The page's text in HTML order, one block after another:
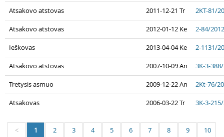
Atsakovo atstovas 2011-12-21 Tr 2KT-81/
Atsakovo atstovas 2012-01-12 Ke 2-84/2012
Ieškovas 2013-04-04 Ke 2-1131/
Atsakovo atstovas 2007-10-09 An 3K-3-
Tretysis asmuo 2009-12-22 An 2Kt-76/
Atsakovas 2006-03-22 Tr 3K-3-
< 1 2 3 4 5 6 7 8 9 10